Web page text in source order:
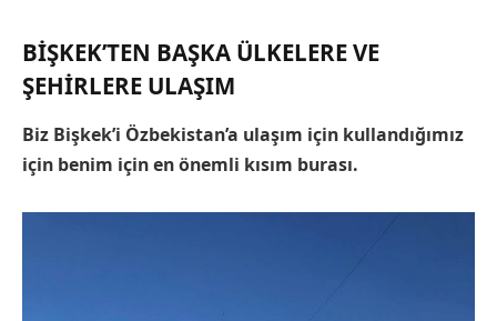
BIŞKEK’TEN BAŞKA ÜLKELERE VE
ŞEHIRLERE ULAŞIM
Biz Bişkek’i Özbekistan’a ulaşım için kullandığımız
için benim için en önemli kısım burası.